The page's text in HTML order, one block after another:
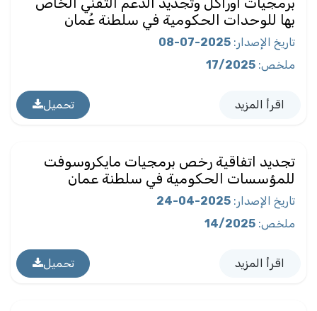
بها للوحدات الحكومية في سلطنة عُمان
تاريخ الإصدار :
2025-07-08
ملخص:
17/2025
اقرأ المزيد تحميل
تجديد اتفاقية رخص برمجيات مايكروسوفت
للمؤسسات الحكومية في سلطنة عمان
تاريخ الإصدار :
2025-04-24
ملخص:
14/2025
اقرأ المزيد تحميل